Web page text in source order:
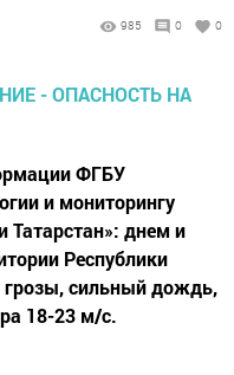
985 0 0
ФГБУ
и мониторингу
днем и
Республики
сильный дождь,
18-23 м/с.